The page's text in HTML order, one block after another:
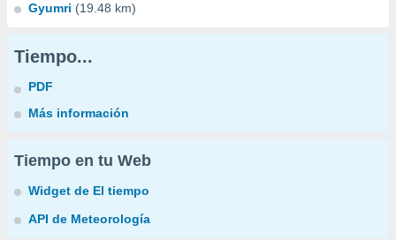
Gyumri (19.48 km)
Tiempo...
PDF
Más información
Tiempo en tu Web
Widget de El tiempo
API de Meteorología